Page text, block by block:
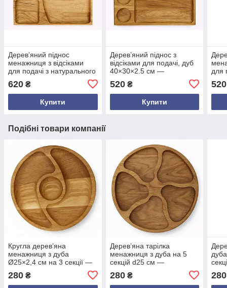
Дерев’яний піднос
менажниця з відсіками
для подачі з натурального
стильний сервірувальний
піднос ручної роботи
620 ₴
Купити
Дерев’яний піднос з
відсіками для подачі, дуб
40×30×2.5 см —
ручної роботи в еко стилі
520₴
Купити
для
520
Подібні товари компанії
Кругла дерев’яна
менажниця з дуба
Ø25×2,4 см на 3 секції —
тарілка для подачі страв
ручної роботи
280 ₴
Дерев’яна тарілка
менажниця з дуба на 5
секцій d25 см —
натуральний посуд ручної
роботи для подачі страв
280₴ 280